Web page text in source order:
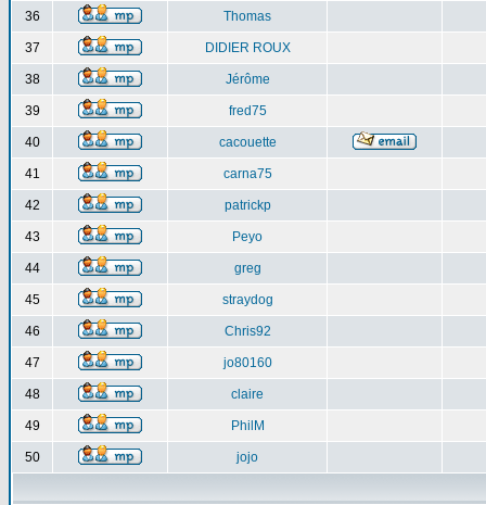
36 Thomas
37 DIDIER ROUX
38 Jérôme
39 fred75
40 cacouette
41 carna75
42 patrickp
43 Peyo
44 greg
45 straydog
46 Chris92
47 jo80160
48 claire
49 PhilM
50 jojo